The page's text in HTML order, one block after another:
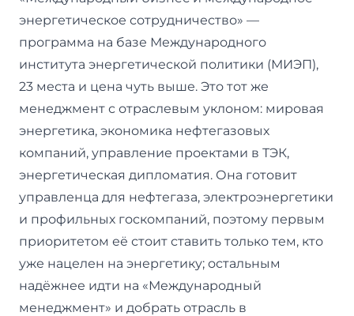
энергетическое сотрудничество» —
программа на базе Международного
института энергетической политики (МИЭП),
23 места и цена чуть выше. Это тот же
менеджмент с отраслевым уклоном: мировая
энергетика, экономика нефтегазовых
компаний, управление проектами в ТЭК,
энергетическая дипломатия. Она готовит
управленца для нефтегаза, электроэнергетики
и профильных госкомпаний, поэтому первым
приоритетом её стоит ставить только тем, кто
уже нацелен на энергетику; остальным
надёжнее идти на «Международный
менеджмент» и добрать отрасль в